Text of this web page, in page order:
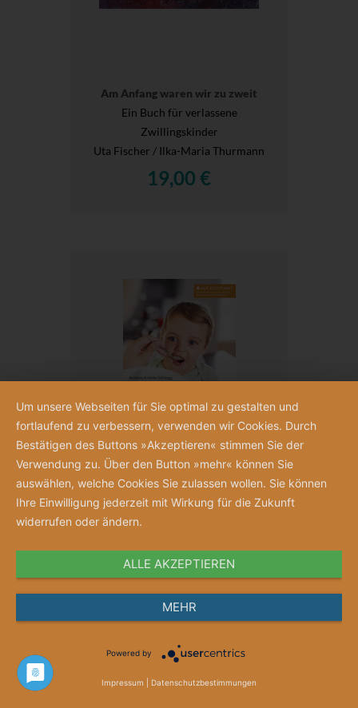
Am Anfang waren wir zu zweit
Ein Buch für verlassene
Zwillingskinder
Uta Fischer / Ilka-Maria Thurmann
19,00 €
Babyernährung kompakt
Ein Grundlagenbuch mit praktischem
Andrea Knörle-Schiegg
26,00 €
Artikel 1
1
Um unsere Webseiten für Sie optimal zu gestalten und
fortlaufend zu verbessern, verwenden wir Cookies. Durch
Bestätigen des Buttons »Akzeptieren« stimmen Sie der
Verwendung zu. Über den Button »mehr« können Sie
auswählen, welche Cookies Sie zulassen wollen. Sie können
Ihre Einwilligung jederzeit mit Wirkung für die Zukunft
widerrufen oder ändern.
ALLE AKZEPTIEREN
MEHR
Powered by
Impressum Datenschutzbestimmungen